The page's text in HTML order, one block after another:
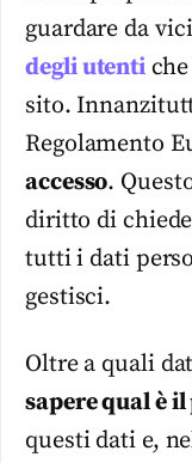
guardare da
degli utentiche
sito.
Regolamento
accesso.
diritto di
tutti i dati
gestisci.
Oltre a quali
sapere qual è
questi dati e,